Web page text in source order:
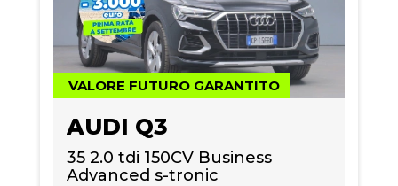
VALORE FUTURO GARANTITO
AUDI Q3
35 2.0 tdi 150CV Business
Advanced s-tronic